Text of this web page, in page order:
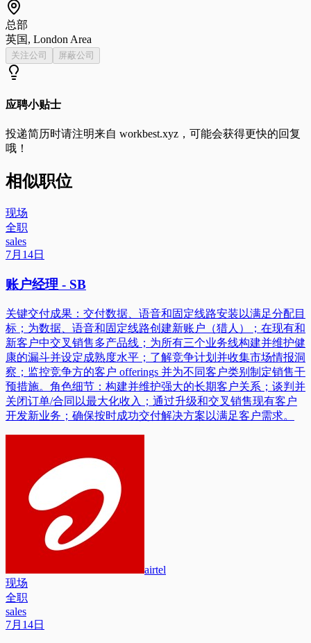
总部
英国, London Area
关注公司 屏蔽公司
应聘小贴士
投递简历时请注明来自 workbest.xyz ，可能会获得更快的回复
哦！
相似职位
现场
全职
sales
7月14日
账户经理 - SB
关键交付成果：交付数据、语音和固定线路安装以满足分配目
标；为数据、语音和固定线路创建新账户（猎人）；在现有和
新客户中交叉销售多产品线；为所有三个业务线构建并维护健
康的漏斗并设定成熟度水平；了解竞争计划并收集市场情报洞
察；监控竞争方的客户 offerings 并为不同客户类别制定销售干
预措施。角色细节：构建并维护强大的长期客户关系；谈判并
关闭订单/合同以最大化收入；通过升级和交叉销售现有客户
开发新业务；确保按时成功交付解决方案以满足客户需求。
airtel
现场
全职
sales
7月14日